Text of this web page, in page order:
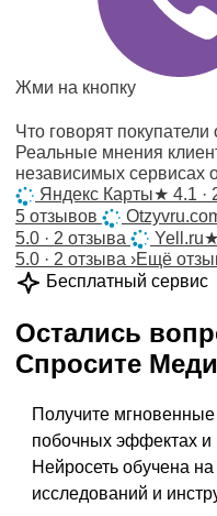
Жми на кнопку
Что говорят
Реальные мнения
независимых сервисах
Яндекс Карты★ 4.1 ·
5 отзывов
5.0 · 2 отзыва
Yell.ru★
5.0 · 2 отзыва ›Ещё
Бесплатный сервис
Остались
Спросите
Получите
побочных эффектах и
Нейросеть обучена
исследований и